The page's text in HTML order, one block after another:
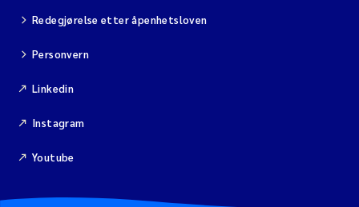
Redegjørelse etter åpenhetsloven
Personvern
Linkedin
Instagram
Youtube